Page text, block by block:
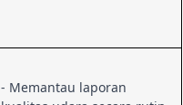
- Memantau laporan